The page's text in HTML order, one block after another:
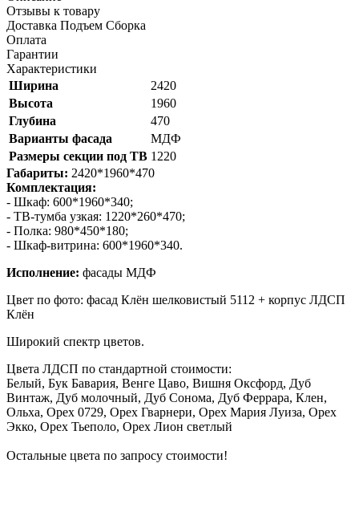
Отзывы к товару
Доставка Подъем Сборка
Оплата
Гарантии
Характеристики
Ширина
2420
Высота
1960
Глубина
470
Варианты фасада
МДФ
Размеры секции под ТВ 1220
Габариты: 2420*1960*470
Комплектация:
- Шкаф: 600*1960*340;
- ТВ-тумба узкая: 1220*260*470;
- Полка: 980*450*180;
- Шкаф-витрина: 600*1960*340.
Исполнение: фасады МДФ
Цвет по фото: фасад Клён шелковистый 5112 + корпус ЛДСП
Клён
Широкий спектр цветов.
Цвета ЛДСП по стандартной стоимости:
Белый, Бук Бавария, Венге Цаво, Вишня Оксфорд, Дуб
Винтаж, Дуб молочный, Дуб Сонома, Дуб Феррара, Клен,
Ольха, Орех 0729, Орех Гварнери, Орех Мария Луиза, Орех
Экко, Орех Тьеполо, Орех Лион светлый
Остальные цвета по запросу стоимости!